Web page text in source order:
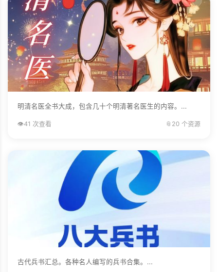
明清名医全书大成，包含几十个明清著名医生的内容。...
👁️41 次查看 📎 20 个资源
古代兵书汇总。各种名人编写的兵书合集。...